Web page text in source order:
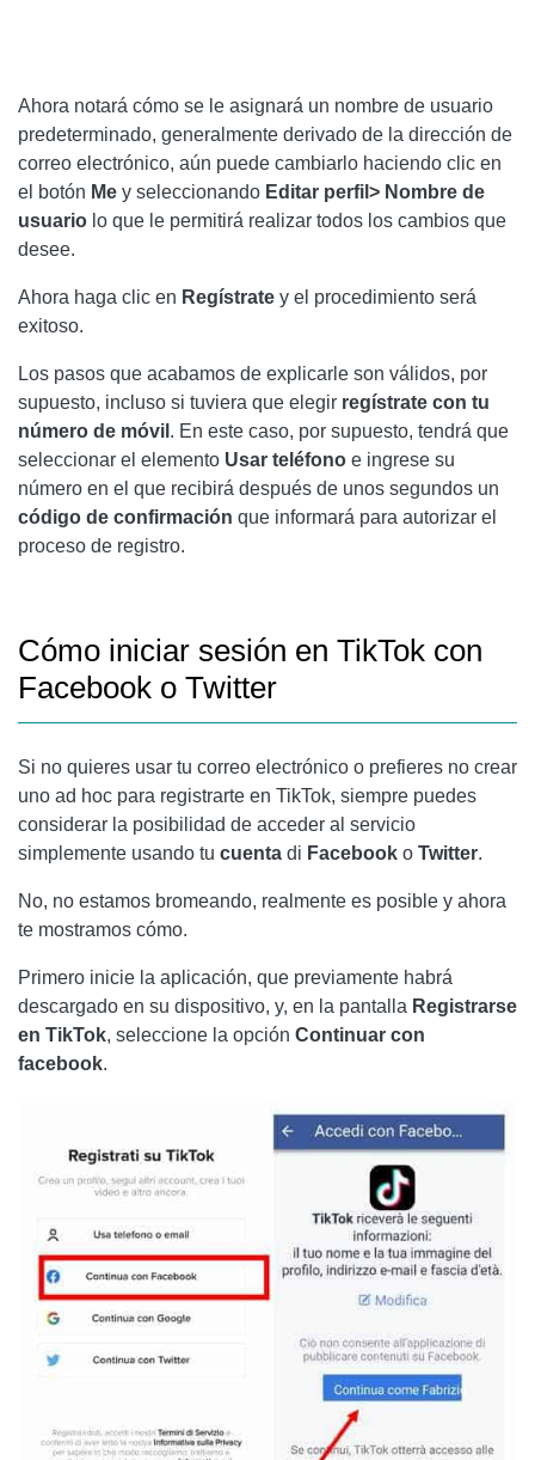
Ahora notará cómo se le asignará un nombre de usuario
predeterminado, generalmente derivado de la dirección de
correo electrónico, aún puede cambiarlo haciendo clic en
el botón Me y seleccionando Editar perfil> Nombre de
usuario lo que le permitirá realizar todos los cambios que
desee.
Ahora haga clic en Regístrate y el procedimiento será
exitoso.
Los pasos que acabamos de explicarle son válidos, por
supuesto, incluso si tuviera que elegir regístrate con tu
número de móvil . En este caso, por supuesto, tendrá que
seleccionar el elemento Usar teléfono e ingrese su
número en el que recibirá después de unos segundos un
código de confirmación que informará para autorizar el
proceso de registro.
Cómo iniciar sesión en TikTok con
Facebook o Twitter
Si no quieres usar tu correo electrónico o prefieres no crear
uno ad hoc para registrarte en TikTok, siempre puedes
considerar la posibilidad de acceder al servicio
simplemente usando tu cuenta di Facebook o Twitter.
No, no estamos bromeando, realmente es posible y ahora
te mostramos cómo.
Primero inicie la aplicación, que previamente habrá
descargado en su dispositivo, y, en la pantalla Registrarse
en TikTok, seleccione la opción Continuar con
facebook.